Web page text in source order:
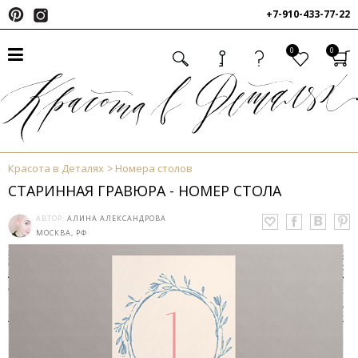
+7-910-433-77-22
0 0
Красота в Деталях Номера столов
СТАРИННАЯ ГРАВЮРА - НОМЕР СТОЛА
АВТОР: АЛИНА АЛЕКСАНДРОВА
МОСКВА, РФ